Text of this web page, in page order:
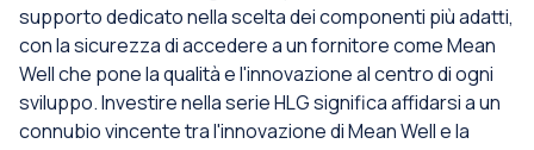
supporto dedicato nella scelta dei componenti più adatti,
con la sicurezza di accedere a un fornitore come Mean
Well che pone la qualità e l'innovazione al centro di ogni
sviluppo. Investire nella serie HLG significa affidarsi a un
connubio vincente tra l'innovazione di Mean Well e la